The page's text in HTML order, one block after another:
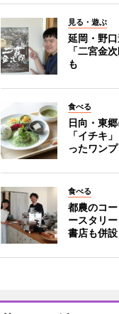
見る・遊ぶ
延岡・野
「二宮金
も
食べる
日向・東
「イチキ
ったワン
食べる
都農のコ
ースタリ
書店も併設